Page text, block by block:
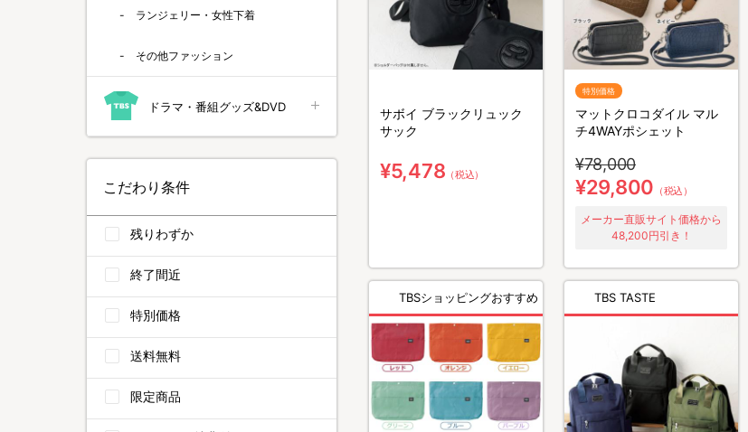
サボイ ブラックリュック
サック
¥5,478 （税込）
特別価格
マットクロコダイル マル
チ4WAYポシェット
¥78,000
¥29,800 （税込）
メーカー直販サイト価格から
48,200円引き！
TBSショッピングおすすめ TBS TASTE
ランジェリー・女性下着
その他ファッション
ドラマ・番組グッズ&DVD
こだわり条件
残りわずか
終了間近
特別価格
送料無料
限定商品